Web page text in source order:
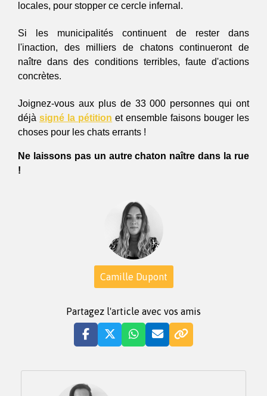
locales, pour stopper ce cercle infernal.
Si les municipalités continuent de rester dans
l'inaction, des milliers de chatons continueront de
naître dans des conditions terribles, faute d'actions
concrètes.
Joignez-vous aux plus de 33 000 personnes qui ont
déjà signé la pétition et ensemble faisons bouger les
choses pour les chats errants !
Ne laissons pas un autre chaton naître dans la rue
!
Camille Dupont
Partagez l'article avec vos amis